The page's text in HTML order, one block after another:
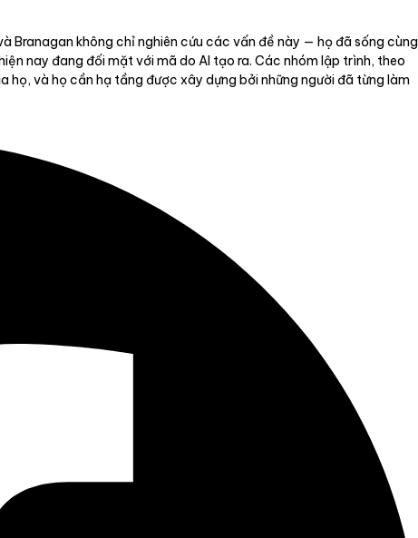
Branagan không chỉ nghiên cứu các vấn đề này — họ đã sống cùng
nay đang đối mặt với mã do AI tạo ra. Các nhóm lập trình, theo
và họ cần hạ tầng được xây dựng bởi những người đã từng làm